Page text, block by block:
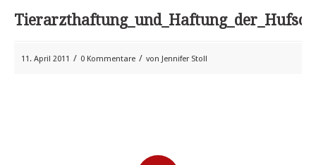
11. April 2011 / 0 Kommentare / von Jennifer Stoll